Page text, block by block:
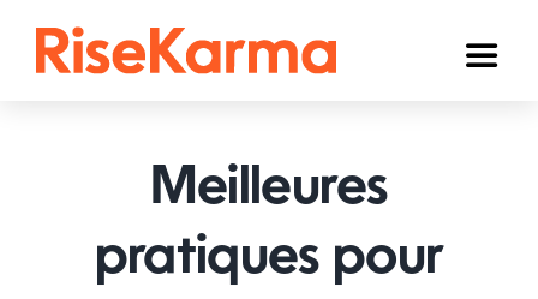
Toggle
Meilleures
pratiques pour